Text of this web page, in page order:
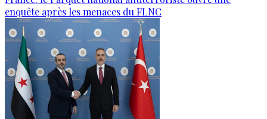
enquête après les menaces du FLNC